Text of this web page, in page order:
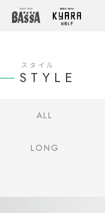
STYLE
スタイル
ALL
LONG